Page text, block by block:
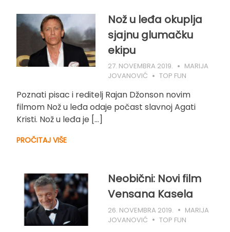
Nož u leđa okuplja
sjajnu glumačku
ekipu
27. NOVEMBRA 2019.
MARIJA
JOVANOVIĆ
TOP FUN
Poznati pisac i reditelj Rajan Džonson novim
filmom Nož u leđa odaje počast slavnoj Agati
Kristi. Nož u leđa je […]
PROČITAJ VIŠE
Neobični: Novi film
Vensana Kasela
26. NOVEMBRA 2019.
MARIJA
JOVANOVIĆ
TOP FUN